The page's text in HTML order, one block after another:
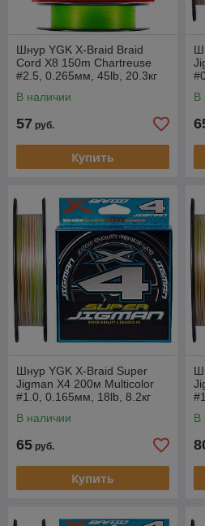
Шнур YGK X-Braid Braid
Cord X8 150m Chartreuse
#2.5, 0.265мм, 45lb, 20.3кг
В наличии
57 руб.
Купить
В
Шнур YGK X-Braid Super
Jigman X4 200м Multicolor
#1.0, 0.165мм, 18lb, 8.2кг
В наличии
65 руб.
Купить
В